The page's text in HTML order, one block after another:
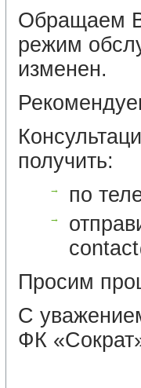
Обращаем
режим
изменен.
получить:
→ по
→
Просим
С
ФК